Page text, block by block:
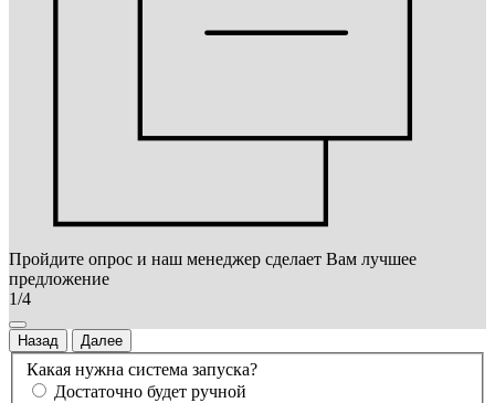
Пройдите опрос и наш менеджер сделает Вам лучшее
предложение
1/4
Назад Далее
Какая нужна система запуска?
Достаточно будет ручной